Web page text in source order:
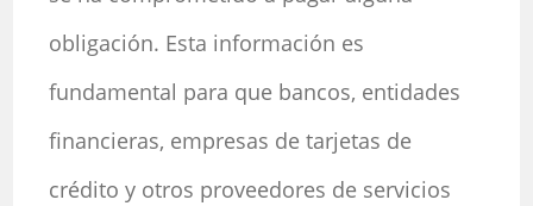
obligación. Esta información es
fundamental para que bancos, entidades
financieras, empresas de tarjetas de
crédito y otros proveedores de servicios